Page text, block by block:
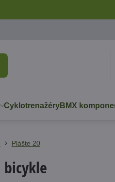
CyklotrenažéryBMX
Plášte 20
bicykle